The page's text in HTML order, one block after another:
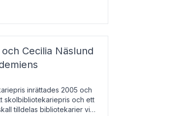
000 svenska kronor per
Cecilia Näslund
inrättades 2005 och
skolbibliotekariepris och ett
tilldelas bibliotekarier vid